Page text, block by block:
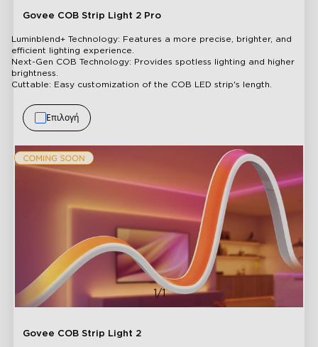
Govee COB Strip Light 2 Pro
Luminblend+ Technology: Features a more precise, brighter, and
efficient lighting experience.
Next-Gen COB Technology: Provides spotless lighting and higher
brightness.
Cuttable: Easy customization of the COB LED strip's length.
Επιλογή
1/1
Govee COB Strip Light 2